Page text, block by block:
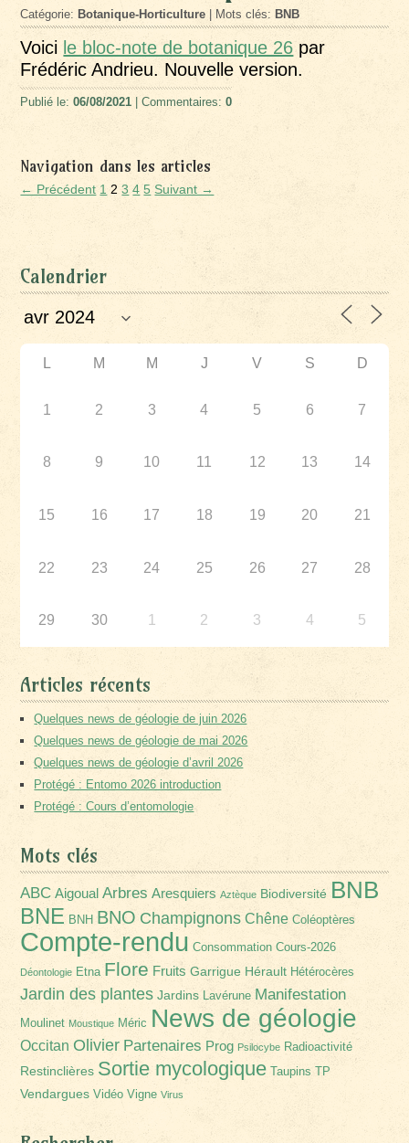
Catégorie: Botanique-Horticulture | Mots clés: BNB
Voici le bloc-note de botanique 26 par
Frédéric Andrieu. Nouvelle version.
Publié le:06/08/2021 | Commentaires:0
Navigation dans les articles
← Précédent 1 2 3 4 5 Suivant →
Calendrier
L M M J V S D
1 2 3 4 5 6 7
8 9 10 11 12 13 14
15 16 17 18 19 20 21
22 23 24 25 26 27 28
29 30 1 2 3 4 5
Articles récents
Quelques news de géologie de juin 2026
Quelques news de géologie de mai 2026
Quelques news de géologie d’avril 2026
Protégé : Entomo 2026 introduction
Protégé : Cours d’entomologie
Mots clés
ABC Aigoual Arbres Aresquiers Aztèque Biodiversité BNB
BNE BNH BNO Champignons Chêne Coléoptères
Compte-rendu Consommation Cours-2026
Déontologie Etna Flore Fruits Garrigue Hérault Hétérocères
Jardin des plantes Jardins Lavérune Manifestation
Moulinet Moustique Méric News de géologie
Occitan Olivier Partenaires Prog Psilocybe Radioactivité
Restinclières Sortie mycologique Taupins TP
Vendargues Vidéo Vigne Virus